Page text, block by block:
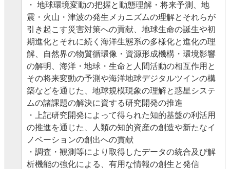
・ 地球環境変動の把握と動態理解・将来予測、地
震・火山・津波の発生メカニズムの理解とそれらが
引き起こす災害対策への貢献、地球生命の誕生や初
期進化とそれに続く海洋生態系の多様化と進化の理
解、自然界の物質循環像・資源形成機構・環境影響
の解明、海洋・地球・生命と人間活動の相互作用と
その将来変動の予測や海洋地球デジタルツインの構
築などを通じた、地球規模現象の理解と惑星システ
ムの諸課題の解決に資する研究開発の推進
・上記研究開発によって得られた知的基盤の利活用
の推進を通じた、人類の知的資産の創造や新たなイ
ノベーションの創出への貢献
・調査・観測等により取得したデータの統合及び解
析機能の強化による、有用な情報の創生と発信